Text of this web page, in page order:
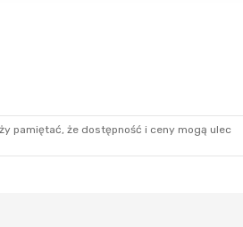
pamiętać, że dostępność i ceny mogą ulec